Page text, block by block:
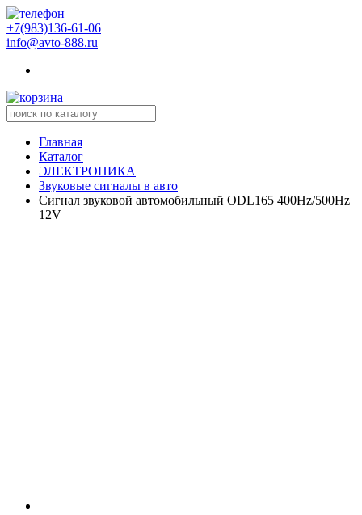
+7(983)136-61-06
info@avto-888.ru
Главная
Каталог
ЭЛЕКТРОНИКА
Звуковые сигналы в авто
Сигнал звуковой автомобильный ODL165 400Hz/500Hz
12V